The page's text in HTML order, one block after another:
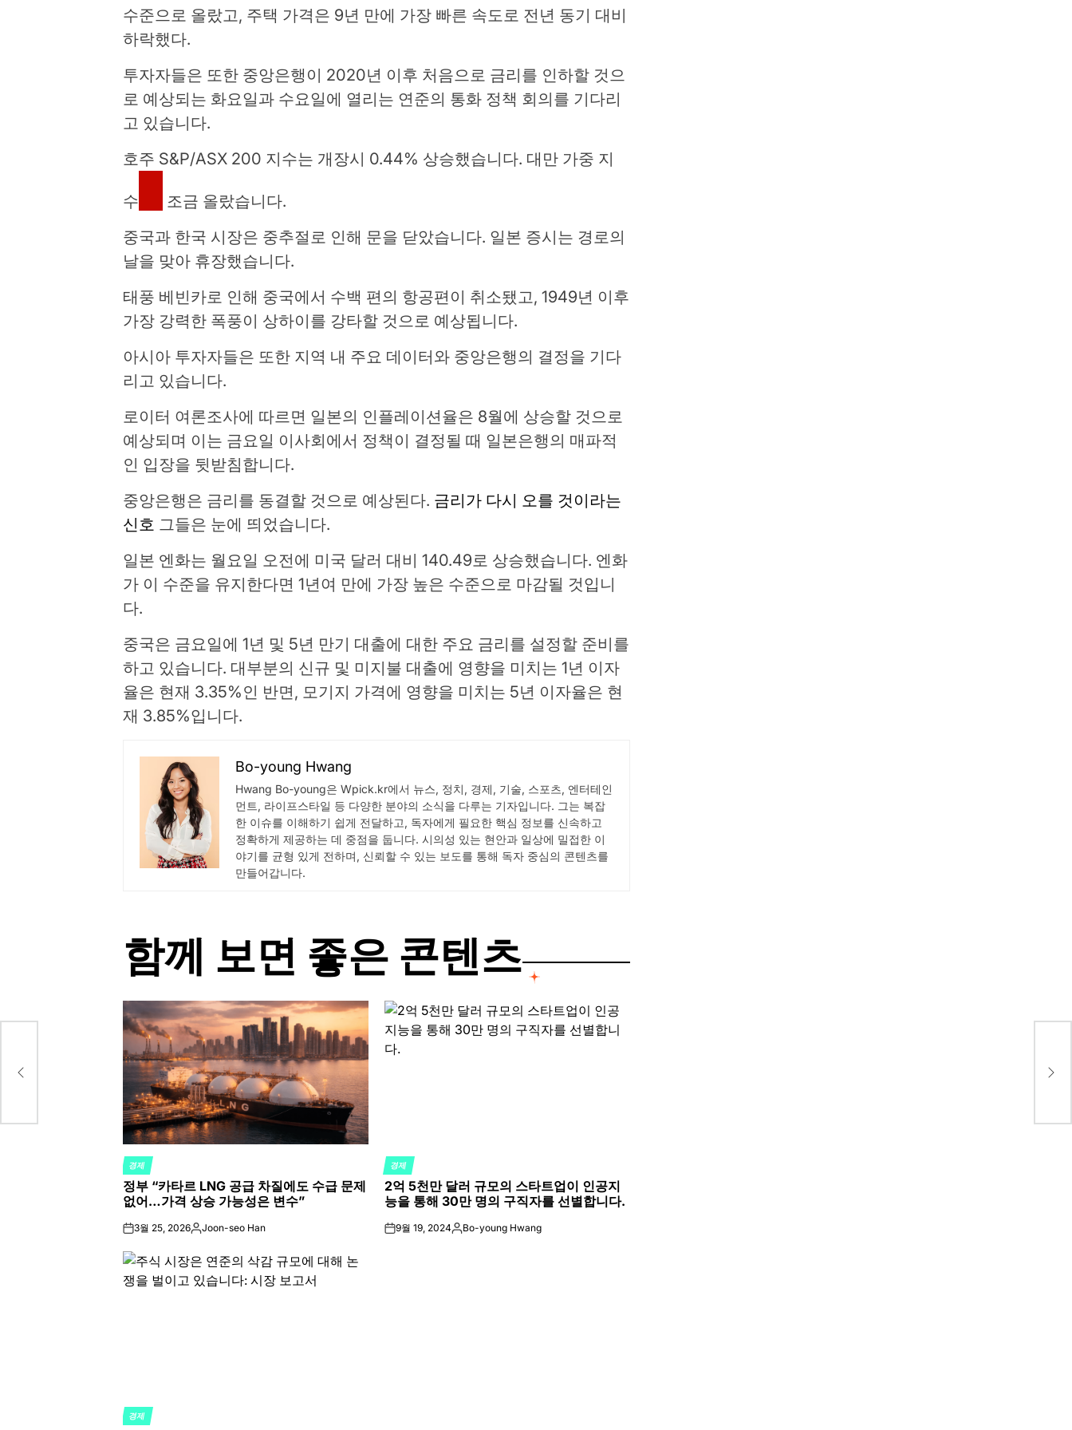
수준으로 올랐고, 주택 가격은 9년 만에 가장 빠른 속도로 전년 동기 대비
하락했다.
투자자들은 또한 중앙은행이 2020년 이후 처음으로 금리를 인하할 것으
로 예상되는 화요일과 수요일에 열리는 연준의 통화 정책 회의를 기다리
고 있습니다.
호주 S&P/ASX 200 지수는 개장시 0.44% 상승했습니다. 대만 가중 지
수
조금 올랐습니다.
중국과 한국 시장은 중추절로 인해 문을 닫았습니다. 일본 증시는 경로의
날을 맞아 휴장했습니다.
태풍 베빈카로 인해 중국에서 수백 편의 항공편이 취소됐고, 1949년 이후
가장 강력한 폭풍이 상하이를 강타할 것으로 예상됩니다.
아시아 투자자들은 또한 지역 내 주요 데이터와 중앙은행의 결정을 기다
리고 있습니다.
로이터 여론조사에 따르면 일본의 인플레이션율은 8월에 상승할 것으로
예상되며 이는 금요일 이사회에서 정책이 결정될 때 일본은행의 매파적
인 입장을 뒷받침합니다.
중앙은행은 금리를 동결할 것으로 예상된다. 금리가 다시 오를 것이라는
신호 그들은 눈에 띄었습니다.
일본 엔화는 월요일 오전에 미국 달러 대비 140.49로 상승했습니다. 엔화
가 이 수준을 유지한다면 1년여 만에 가장 높은 수준으로 마감될 것입니
다.
중국은 금요일에 1년 및 5년 만기 대출에 대한 주요 금리를 설정할 준비를
하고 있습니다. 대부분의 신규 및 미지불 대출에 영향을 미치는 1년 이자
율은 현재 3.35%인 반면, 모기지 가격에 영향을 미치는 5년 이자율은 현
재 3.85%입니다.
Bo-young Hwang
Hwang Bo-young은 Wpick.kr에서 뉴스, 정치, 경제, 기술, 스포츠, 엔터테인
먼트, 라이프스타일 등 다양한 분야의 소식을 다루는 기자입니다. 그는 복잡
한 이슈를 이해하기 쉽게 전달하고, 독자에게 필요한 핵심 정보를 신속하고
정확하게 제공하는 데 중점을 둡니다. 시의성 있는 현안과 일상에 밀접한 이
야기를 균형 있게 전하며, 신뢰할 수 있는 보도를 통해 독자 중심의 콘텐츠를
만들어갑니다.
함께 보면 좋은 콘텐츠
POSTED
IN
경제
정부 “카타르 LNG 공급 차질에도 수급 문제
없어…가격 상승 가능성은 변수”
on3월 25, 2026Posted
Joon-seo Han
POSTED
IN
경제
2억 5천만 달러 규모의 스타트업이 인공지
능을 통해 30만 명의 구직자를 선별합니다.
on9월 19, 2024Posted
Bo-young Hwang
POSTED
경제
다.